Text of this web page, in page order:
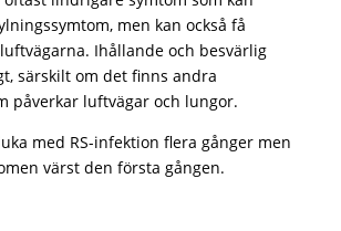
men kan också få
Ihållande och besvärlig
särskilt om det finns andra
påverkar luftvägar och lungor.
med RS-infektion flera gånger men
värst den första gången.